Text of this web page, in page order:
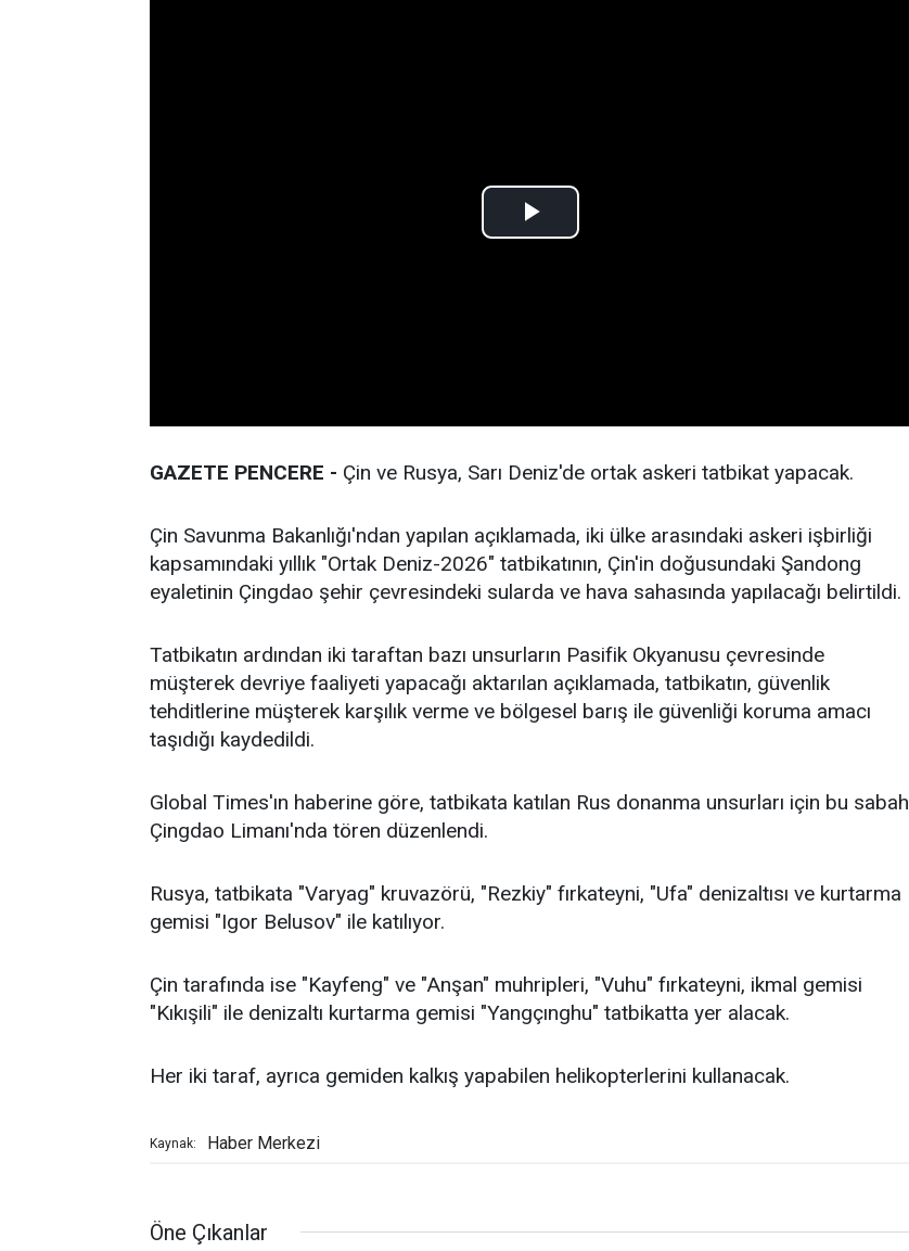
GAZETE PENCERE - Çin ve Rusya, Sarı Deniz'de ortak askeri tatbikat yapacak.
Çin Savunma Bakanlığı'ndan yapılan açıklamada, iki ülke arasındaki askeri işbirliği
kapsamındaki yıllık "Ortak Deniz-2026" tatbikatının, Çin'in doğusundaki Şandong
eyaletinin Çingdao şehir çevresindeki sularda ve hava sahasında yapılacağı belirtildi.
Tatbikatın ardından iki taraftan bazı unsurların Pasifik Okyanusu çevresinde
müşterek devriye faaliyeti yapacağı aktarılan açıklamada, tatbikatın, güvenlik
tehditlerine müşterek karşılık verme ve bölgesel barış ile güvenliği koruma amacı
taşıdığı kaydedildi.
Global Times'ın haberine göre, tatbikata katılan Rus donanma unsurları için bu sabah
Çingdao Limanı'nda tören düzenlendi.
Rusya, tatbikata "Varyag" kruvazörü, "Rezkiy" fırkateyni, "Ufa" denizaltısı ve kurtarma
gemisi "Igor Belusov" ile katılıyor.
Çin tarafında ise "Kayfeng" ve "Anşan" muhripleri, "Vuhu" fırkateyni, ikmal gemisi
"Kıkışili" ile denizaltı kurtarma gemisi "Yangçınghu" tatbikatta yer alacak.
Her iki taraf, ayrıca gemiden kalkış yapabilen helikopterlerini kullanacak.
Kaynak: Haber Merkezi
Öne Çıkanlar